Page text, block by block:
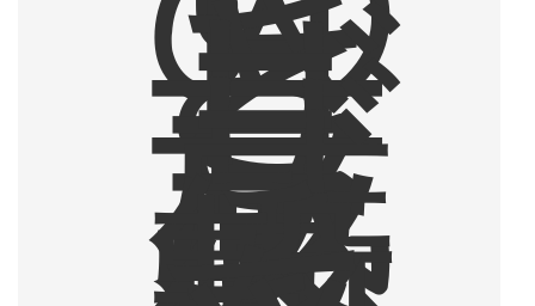
と
ザ
ラ
ザ
ラ
感